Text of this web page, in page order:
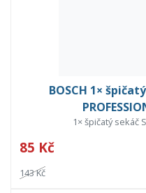
BOSCH 1×
1× špičatý sekáč
85 Kč
143 Kč